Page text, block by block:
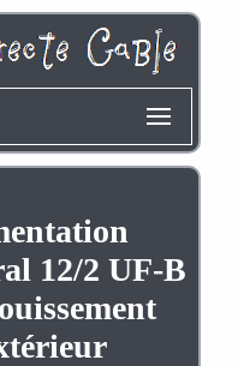
12/2 UF-B